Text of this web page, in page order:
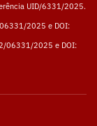
UID/6331/2025.
06331/2025 e DOI:
06331/2025 e DOI: